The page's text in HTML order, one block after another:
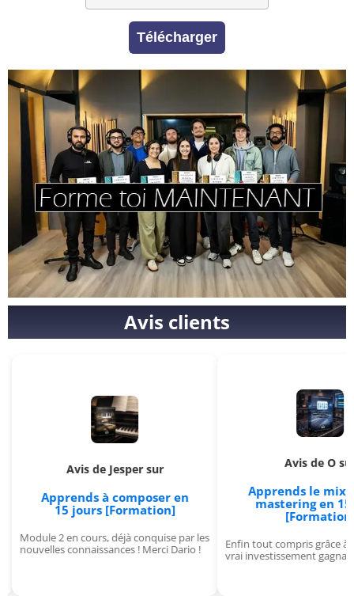
Télécharger
Avis clients
Avis de Jesper sur
Apprends à composer en
15 jours [Formation]
2 en cours, déjà conquise par les
connaissances ! Merci Dario !
Avis de O sur
Apprends le mixage &
mastering en 15 jours
[Formation]
Enfin tout compris grâce à ce
vrai investissement gagnant !